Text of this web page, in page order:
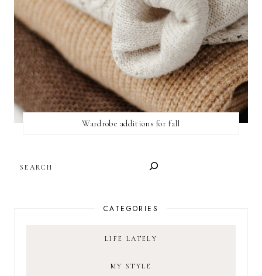
Wardrobe additions for fall
CATEGORIES
LIFE LATELY
MY STYLE